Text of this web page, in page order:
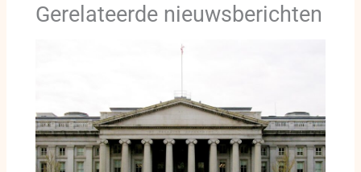
Gerelateerde nieuwsberichten